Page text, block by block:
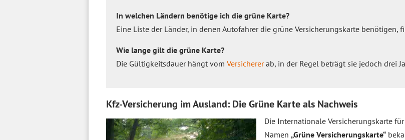
In welchen Ländern benötige ich die grüne Karte?
Eine Liste der Länder, in denen Autofahrer die grüne Versicherungskarte benötigen,
Wie lange gilt die grüne Karte?
Die Gültigkeitsdauer hängt vom Versichererab, in der Regel beträgt sie jedoch drei
Kfz-Versicherung im Ausland: Die Grüne Karte als Nachweis
Die Internationale Versicherungskarte
Namen „Grüne Versicherungskarte“